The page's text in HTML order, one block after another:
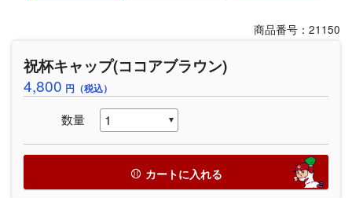
商品番号：21150
祝杯キャップ(ココアブラウン)
4,800 円（税込）
数量
カートに入れる